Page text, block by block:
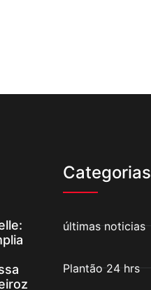
Categorias
últimas noticias
Plantão 24 hrs